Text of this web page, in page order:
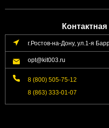
г.Ростов-на-Дону, ул.1-я
opt@kit003.ru
8 (800) 505-75-12
8 (863) 333-01-07